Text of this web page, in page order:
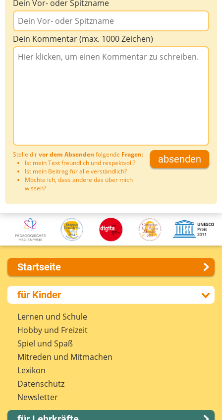
Dein Vor- oder Spitzname
Dein Kommentar (max. 1000 Zeichen)
Stelle dirvor dem Absenden folgende Fragen:
Ist mein Text freundlich und respektvoll?
Ist mein Beitrag für alle verständlich?
Möchte ich, dass andere das über mich
wissen?
absenden
Startseite
Über uns
Presse
Kontakt
Impressum
Internet-ABC Sitemap
Barrierefreiheit
Länderprojekte
für Kinder
Lernen und Schule
Hobby und Freizeit
Spiel und Spaß
Mitreden und Mitmachen
Lexikon
Datenschutz
Newsletter